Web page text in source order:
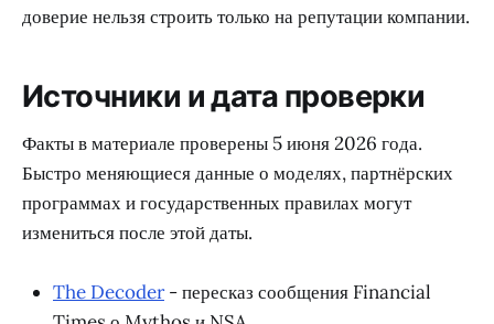
доверие нельзя строить только на репутации компании.
Источники и дата проверки
Факты в материале проверены 5 июня 2026 года.
Быстро меняющиеся данные о моделях, партнёрских
программах и государственных правилах могут
измениться после этой даты.
The Decoder- пересказ сообщения Financial